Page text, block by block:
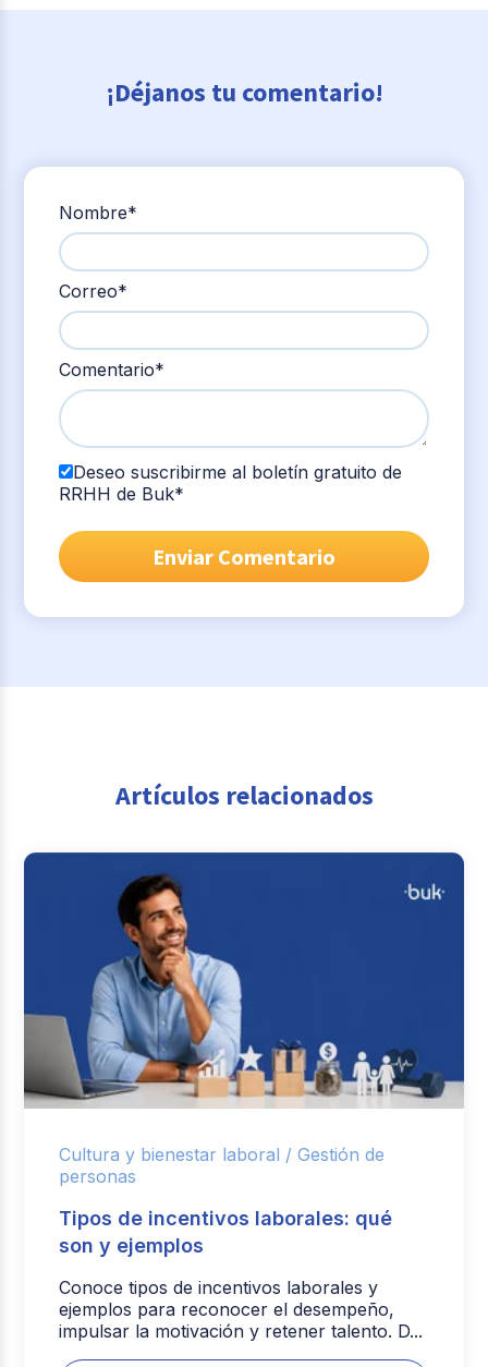
¡Déjanos tu comentario!
Nombre*
Correo*
Comentario*
Deseo suscribirme al boletín gratuito de
RRHH de Buk*
Artículos relacionados
Cultura y bienestar laboral / Gestión de
personas
Tipos de incentivos laborales: qué
son y ejemplos
Conoce tipos de incentivos laborales y
ejemplos para reconocer el desempeño,
impulsar la motivación y retener talento. D...